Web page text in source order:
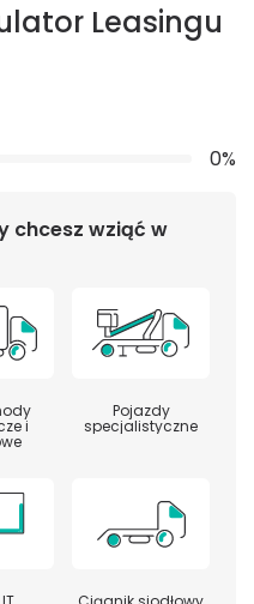
Leasingu
0%
chcesz wziąć w
i
Pojazdy
specjalistyczne